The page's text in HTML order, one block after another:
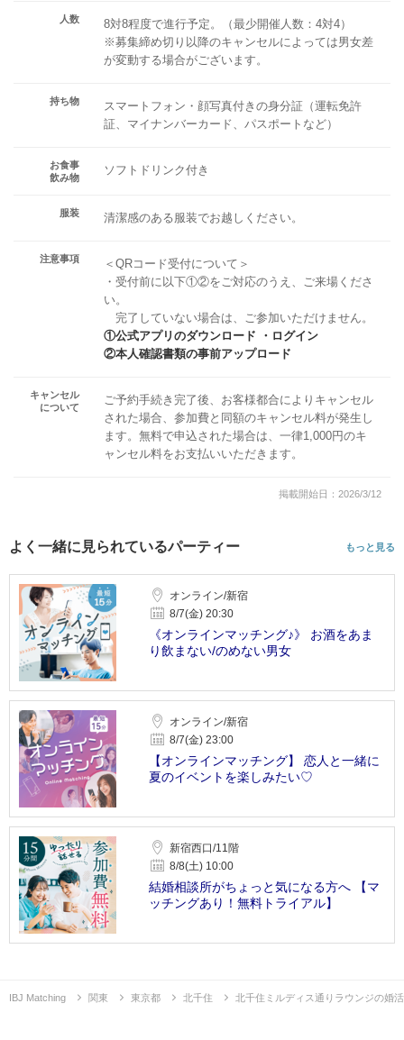
人数
8対8程度で進行予定。（最少開催人数：4対4）
※募集締め切り以降のキャンセルによっては男女差
が変動する場合がございます。
持ち物
スマートフォン・顔写真付きの身分証（運転免許
証、マイナンバーカード、パスポートなど）
お食事
飲み物
ソフトドリンク付き
服装 清潔感のある服装でお越しください。
注意事項
＜QRコード受付について＞
・受付前に以下①②をご対応のうえ、ご来場くださ
い。
完了していない場合は、ご参加いただけません。
①公式アプリのダウンロード ・ログイン
②本人確認書類の事前アップロード
キャンセル
について
ご予約手続き完了後、お客様都合によりキャンセル
された場合、参加費と同額のキャンセル料が発生し
ます。無料で申込された場合は、一律1,000円のキ
ャンセル料をお支払いいただきます。
掲載開始日：2026/3/12
よく一緒に見られているパーティー もっと見る
オンライン/新宿
8/7(金) 20:30
《オンラインマッチング♪》 お酒をあま
り飲まない/のめない男女
オンライン/新宿
8/7(金) 23:00
【オンラインマッチング】 恋人と一緒に
夏のイベントを楽しみたい♡
新宿西口/11階
8/8(土) 10:00
結婚相談所がちょっと気になる方へ 【マ
ッチングあり！無料トライアル】
IBJ Matching 関東 東京都 北千住 北千住ミルディス通りラウンジの婚